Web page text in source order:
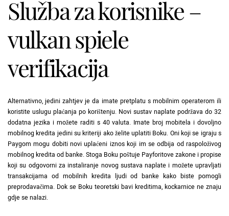
Služba za korisnike –
vulkan spiele
verifikacija
Alternativno, jedini zahtjev je da imate pretplatu s mobilnim operaterom ili
koristite uslugu plaćanja po korištenju. Novi sustav naplate podržava do 32
dodatna jezika i možete raditi s 40 valuta. Imate broj mobitela i dovoljno
mobilnog kredita jedini su kriteriji ako želite uplatiti Boku. Oni koji se igraju s
Paygom mogu dobiti novi uplaćeni iznos koji im se odbija od raspoloživog
mobilnog kredita od banke. Stoga Boku poštuje Payforitove zakone i propise
koji su odgovorni za instaliranje novog sustava naplate i možete upravljati
transakcijama od mobilnih kredita ljudi od banke kako biste pomogli
preprodavačima. Dok se Boku teoretski bavi kreditima, kockarnice ne znaju
gdje se nalazi.